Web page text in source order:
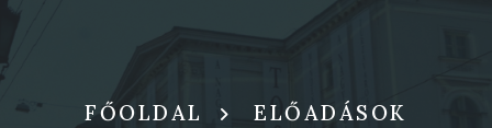
FŐOLDAL ELŐADÁSOK